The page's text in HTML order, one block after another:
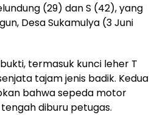
(29) dan S (42), yang
Desa Sukamulya (3 Juni
termasuk kunci leher T
tajam jenis badik. Kedua
bahwa sepeda motor
diburu petugas.